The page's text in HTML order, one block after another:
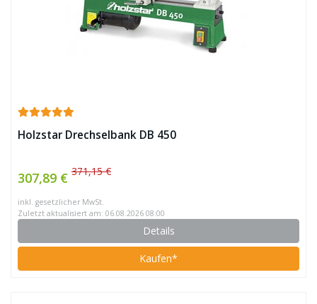
Holzstar Drechselbank DB 450
307,89 € 371,15 €
inkl. gesetzlicher MwSt.
Zuletzt aktualisiert am: 06.08.2026 08:00
Details
Kaufen*